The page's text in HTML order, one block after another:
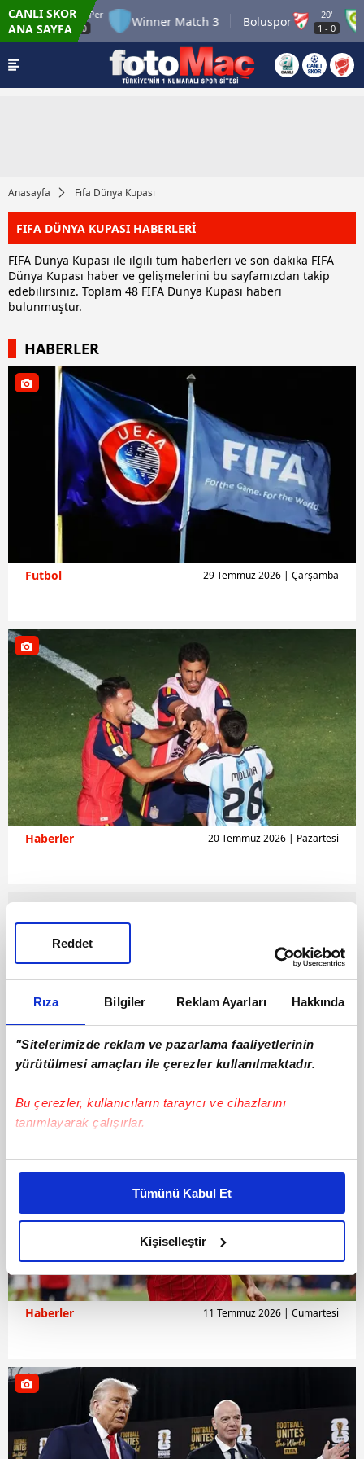
Rıza Bilgiler Reklam Ayarları Hakkında
"Sitelerimizde reklam ve pazarlama faaliyetlerinin
yürütülmesi amaçları ile çerezler kullanılmaktadır.
Bu çerezler, kullanıcıların tarayıcı ve cihazlarını
tanımlayarak çalışırlar.
Bu çerezlere izin vermeniz halinde sizlere özel
daha iyi reklam deneyimi yaşatabiliriz. Bunu yaparken
amacımızın size daha iyi bir reklam deneyimi sunmak
olduğunu ve sizlere en iyi içerikleri sunabilmek adına
elimizden gelen çabayı gösterdiğimizi ve bu noktada,
reklamların maliyetlerimizi karşılamak noktasında tek gelir
kalemimiz olduğunu sizlere hatırlatmak isteriz.
gösterilmeyecektir."
Sizlere daha iyi bir hizmet sunabilmek için İnternet
Sitemizde kendimize ve üçüncü kişilere ait çerezler
kullanılmaktadır. Bu çerezler vasıtasıyla çeşitli kişisel
Tümünü Kabul Et
Kişiselleştir
Reddet
CANLI SKOR
ANA SAYFA
6.8.2026 - Per
22:00
Winner Match 3 Boluspor
20'
1-
Anasayfa Fıfa Dünya Kupası
FIFA DÜNYA KUPASI HABERLERİ
FIFA Dünya Kupası ile ilgili tüm haberleri ve son dakika FIFA
Dünya Kupası haber ve gelişmelerini bu sayfamızdan takip
edebilirsiniz. Toplam 48 FIFA Dünya Kupası haberi
bulunmuştur.
HABERLER
Futbol 29 Temmuz 2026 | Çarşamba
Haberler 20 Temmuz 2026 | Pazartesi
Haberler 11 Temmuz 2026 | Cumartesi